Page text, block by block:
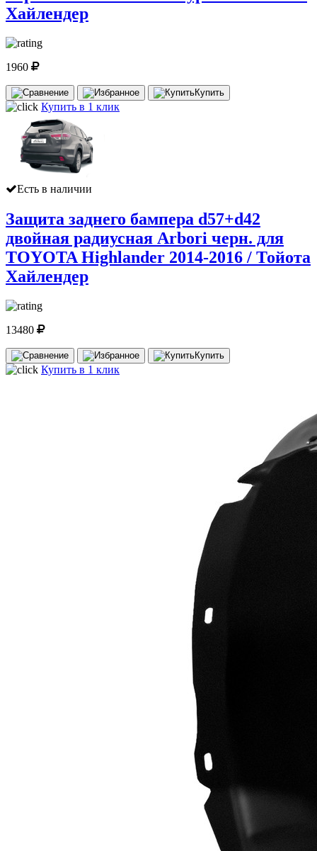
Хайлендер
1960
Купить
Купить в 1 клик
Есть в наличии
Защита заднего бампера d57+d42
двойная радиусная Arbori черн. для
TOYOTA Highlander 2014-2016 / Тойота
Хайлендер
13480
Купить
Купить в 1 клик